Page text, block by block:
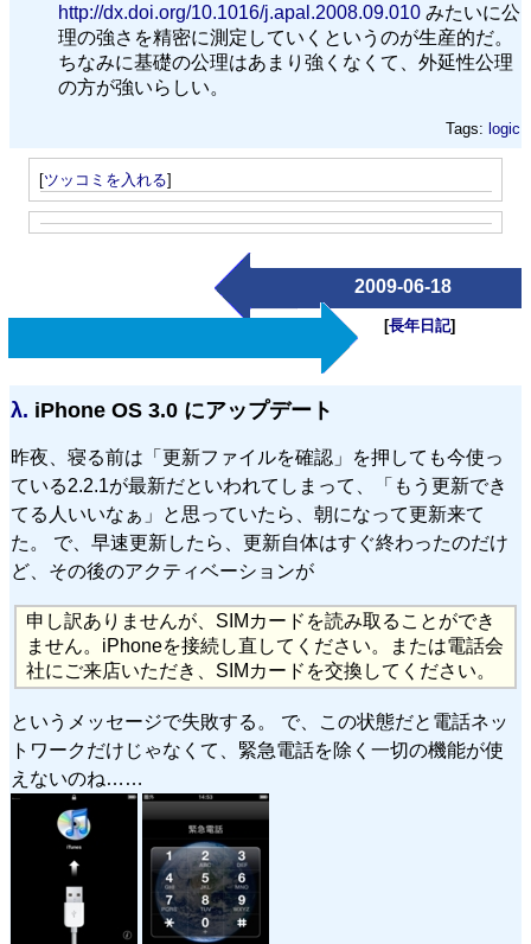
http://dx.doi.org/10.1016/j.apal.2008.09.010 みたいに公
理の強さを精密に測定していくというのが生産的だ。
ちなみに基礎の公理はあまり強くなくて、外延性公理
の方が強いらしい。
Tags: logic
[ツッコミを入れる]
2009-06-18
[長年日記]
λ. iPhone OS 3.0 にアップデート
昨夜、寝る前は「更新ファイルを確認」を押しても今使っ
ている2.2.1が最新だといわれてしまって、「もう更新でき
てる人いいなぁ」と思っていたら、朝になって更新来て
た。 で、早速更新したら、更新自体はすぐ終わったのだけ
ど、その後のアクティベーションが
申し訳ありませんが、SIMカードを読み取ることができ
ません。iPhoneを接続し直してください。または電話会
社にご来店いただき、SIMカードを交換してください。
というメッセージで失敗する。 で、この状態だと電話ネッ
トワークだけじゃなくて、緊急電話を除く一切の機能が使
えないのね……